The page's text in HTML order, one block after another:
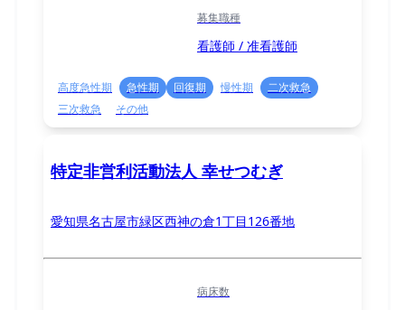
募集職種
看護師 / 准看護師
高度急性期 急性期 回復期 慢性期
二次救急
三次救急
その他
特定非営利活動法人 幸せつむぎ
愛知県名古屋市緑区西神の倉1丁目126番地
病床数